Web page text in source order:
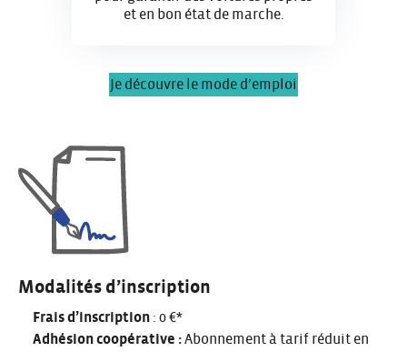
et en bon état de marche.
Je découvre le mode d’emploi
Modalités d’inscription
Frais d’inscription : 0 €*
Adhésion coopérative :Abonnement à tarif réduit en